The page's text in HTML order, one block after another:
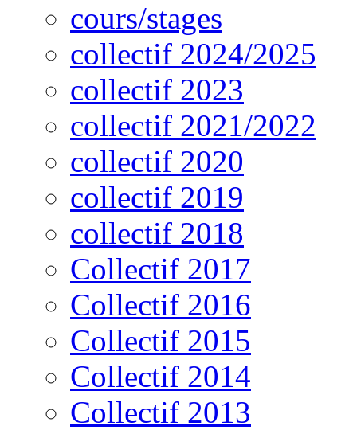
cours/stages
collectif 2024/2025
collectif 2023
collectif 2021/2022
collectif 2020
collectif 2019
collectif 2018
Collectif 2017
Collectif 2016
Collectif 2015
Collectif 2014
Collectif 2013